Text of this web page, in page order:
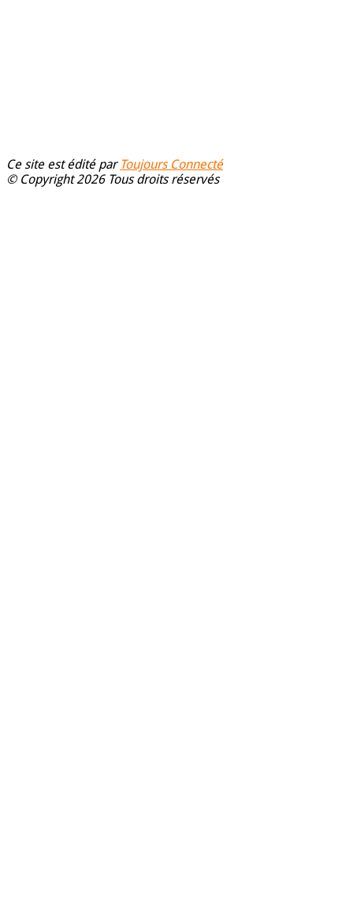
Ce site est édité par Toujours Connecté
© Copyright 2026 Tous droits réservés